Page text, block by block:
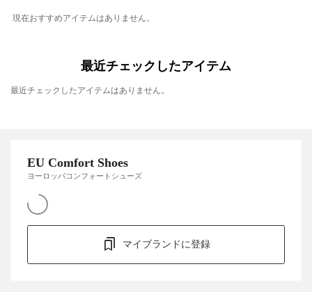
現在おすすめアイテムはありません。
最近チェックしたアイテム
最近チェックしたアイテムはありません。
EU Comfort Shoes
ヨーロッパコンフォートシューズ
マイブランドに登録